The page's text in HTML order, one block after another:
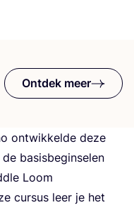
Ontdek meer
ont­wik­kel­de deze
basis­be­gin­se­len
Loom
cur­sus leer je het